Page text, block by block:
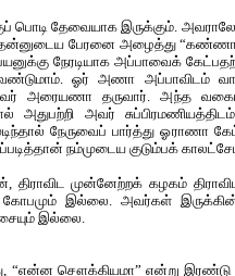
தேவையாக இருக்கும். அவராலே
பேரனை அழைத்து “கண்ணா,
நேரடியாக அப்பாவைக்
ஓர் அணா அப்பாவிடம்
அரையணா தருவார். அந்த
அதுபற்றி அவர்
நேருவைப் பார்த்து
நம்முடைய குடும்பக்
திராவிட முன்னேற்றக் கழகம்
கோபமும் இல்லை. அவர்கள்
இல்லை.
சௌக்கியமா” என்று இரண்டு